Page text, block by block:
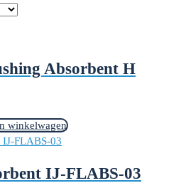
Absorbent H
winkelwagen
IJ-FLABS-03